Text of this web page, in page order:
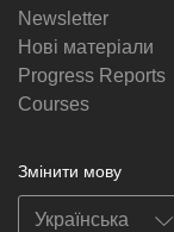
Newsletter
Нові матеріали
Progress Reports
Courses
Змінити мову